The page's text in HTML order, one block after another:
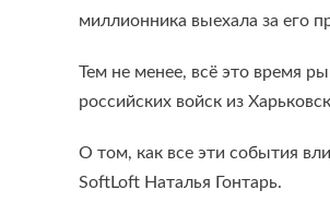
миллионника выехала за его
Тем не менее, всё это время
российских войск из
О том, как все эти события
SoftLoft Наталья Гонтарь.